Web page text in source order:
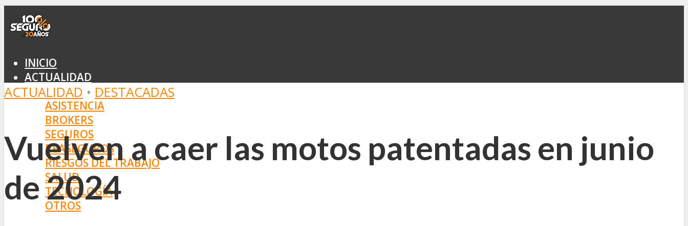
INICIO
ACTUALIDAD
MERCADO
ASISTENCIA
BROKERS
SEGUROS
REASEGUROS
RIESGOS DEL TRABAJO
SALUD
TECNOLOGÍA
OTROS
ACTUALIDAD • DESTACADAS
Vuelven a caer las motos patentadas en junio
de 2024